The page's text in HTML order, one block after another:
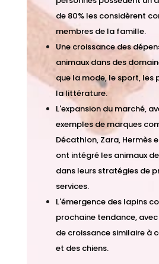
de 80% les considèrent
membres de la famille.
Une croissance des
animaux dans des
que la mode, le sport, les
la littérature.
L'expansion du marché,
exemples de marques
Décathlon, Zara, Hermès
ont intégré les animaux
dans leurs stratégies de
services.
L'émergence des lapins
prochaine tendance,
de croissance similaire à
et des chiens.